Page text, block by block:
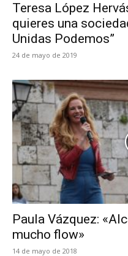
Teresa López
quieres una
Unidas Podemos”
24 de mayo de 2019
Paula Vázquez:
mucho flow»
14 de mayo de 2018